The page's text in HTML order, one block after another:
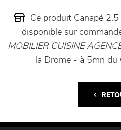
Ce produit Canapé
disponible sur
MOBILIER CUISINE
la Drome - à 5mn du